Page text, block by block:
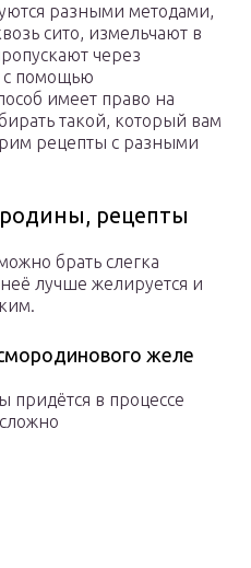
разными методами,
сито, измельчают в
через
с помощью
имеет право на
такой, который вам
рецепты с разными
рецепты
брать слегка
лучше желируется и
желе
придётся в процессе